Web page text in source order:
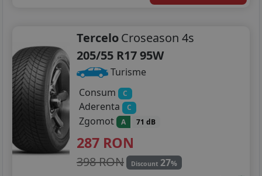
TerceloCroseason 4s
205/55 R17 95W
Turisme
Consum
C
Aderenta C
Zgomot A 71 dB
287 RON
398 RON Discount 27%